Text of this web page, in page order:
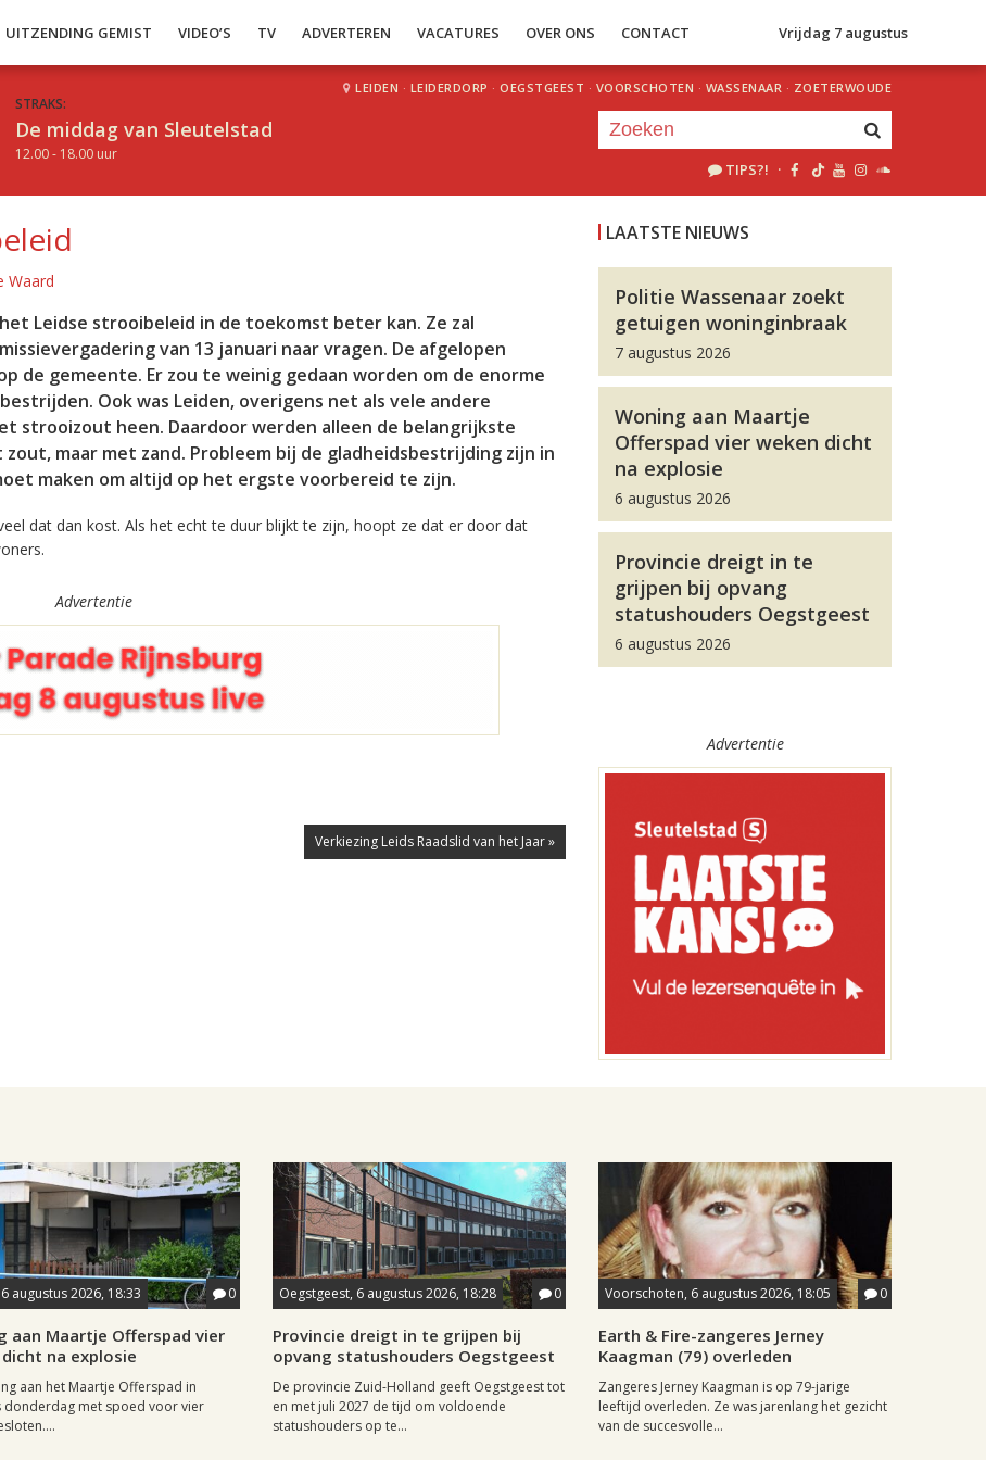
UITZENDING GEMIST VIDEO’S TV ADVERTEREN VACATURES OVER ONS CONTACT Vrijdag 7 augustus
STRAKS:
De middag van Sleutelstad
12.00 - 18.00 uur
LEIDEN · LEIDERDORP · OEGSTGEEST · VOORSCHOTEN · WASSENAAR · ZOETERWOUDE
TIPS?! ·
Waard
Leidse strooibeleid in de toekomst beter kan. Ze zal
van 13 januari naar vragen. De afgelopen
de gemeente. Er zou te weinig gedaan worden om de enorme
Ook was Leiden, overigens net als vele andere
strooizout heen. Daardoor werden alleen de belangrijkste
maar met zand. Probleem bij de gladheidsbestrijding zijn in
maken om altijd op het ergste voorbereid te zijn.
dat dan kost. Als het echt te duur blijkt te zijn, hoopt ze dat er door dat
Advertentie
Verkiezing Leids Raadslid van het Jaar »
LAATSTE NIEUWS
Politie Wassenaar zoekt
getuigen woninginbraak
7 augustus 2026
Woning aan Maartje
Offerspad vier weken dicht
na explosie
6 augustus 2026
Provincie dreigt in te
grijpen bij opvang
statushouders Oegstgeest
6 augustus 2026
Advertentie
augustus 2026, 18:33 0
aan Maartje Offerspad vier
na explosie
aan het Maartje Offerspad in
donderdag met spoed voor vier
Oegstgeest, 6 augustus 2026, 18:28 0
Provincie dreigt in te grijpen bij
opvang statushouders Oegstgeest
De provincie Zuid-Holland geeft Oegstgeest tot
en met juli 2027 de tijd om voldoende
statushouders op te...
Voorschoten, 6 augustus 2026, 18:05 0
Earth & Fire-zangeres Jerney
Kaagman (79) overleden
Zangeres Jerney Kaagman is op 79-jarige
leeftijd overleden. Ze was jarenlang het gezicht
van de succesvolle...